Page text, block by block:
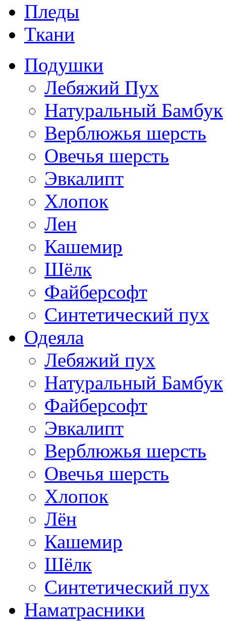
Пледы
Ткани
Подушки
Лебяжий Пух
Натуральный Бамбук
Верблюжья шерсть
Овечья шерсть
Эвкалипт
Хлопок
Лен
Кашемир
Шёлк
Файберсофт
Синтетический пух
Одеяла
Лебяжий пух
Натуральный Бамбук
Файберсофт
Эвкалипт
Верблюжья шерсть
Овечья шерсть
Хлопок
Лён
Кашемир
Шёлк
Синтетический пух
Наматрасники